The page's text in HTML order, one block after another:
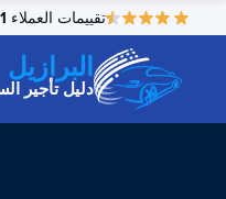
تقييمات العملاء
البرازيل
دليل تأجير